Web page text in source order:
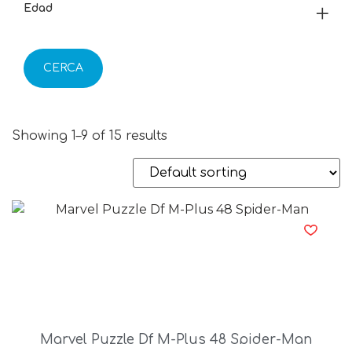
Edad
CERCA
Showing 1–9 of 15 results
Marvel Puzzle Df M-Plus 48 Spider-Man